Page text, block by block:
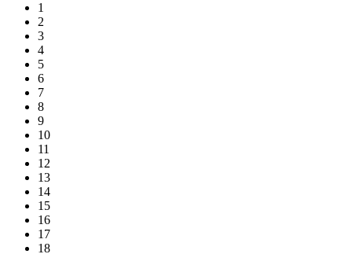
1
2
3
4
5
6
7
8
9
10
11
12
13
14
15
16
17
18